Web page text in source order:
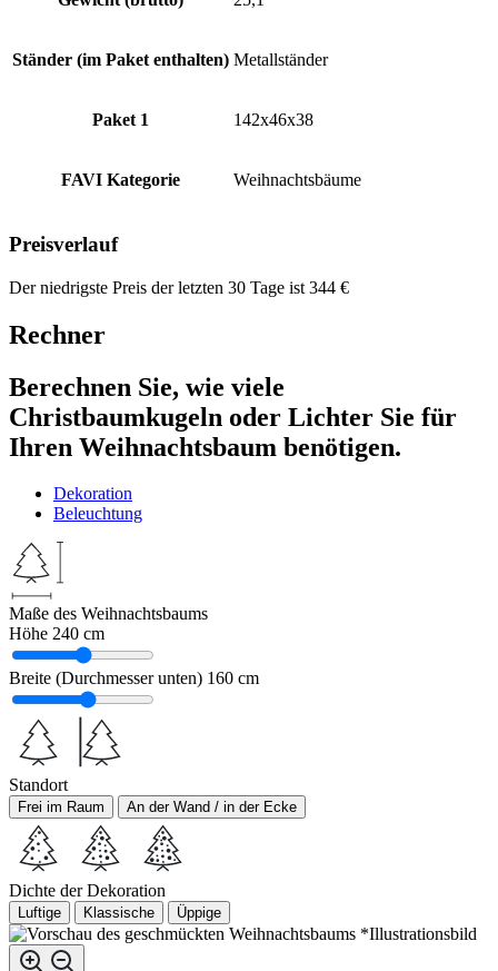
Ständer (im Paket enthalten) Metallständer
Paket 1 142x46x38
FAVI Kategorie Weihnachtsbäume
Preisverlauf
Der niedrigste Preis der letzten 30 Tage ist 344 €
Rechner
Berechnen Sie, wie viele
Christbaumkugeln oder Lichter Sie für
Ihren Weihnachtsbaum benötigen.
Dekoration
Beleuchtung
Maße des Weihnachtsbaums
Höhe 240 cm
Breite (Durchmesser unten) 160 cm
Standort
Frei im Raum An der Wand / in der Ecke
Dichte der Dekoration
Luftige Klassische Üppige
*Illustrationsbild